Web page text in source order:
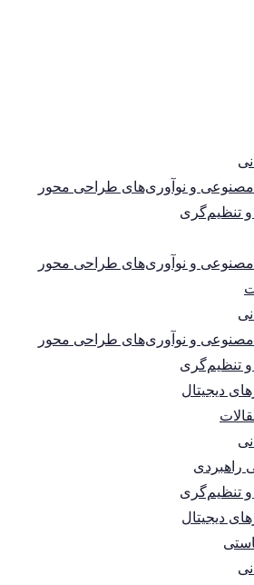
و نوآوری‌های طراحی محور
تنظیم‌گری
و نوآوری‌های طراحی محور
و نوآوری‌های طراحی محور
تنظیم‌گری
دیجیتال
راهبردی
تنظیم‌گری
دیجیتال